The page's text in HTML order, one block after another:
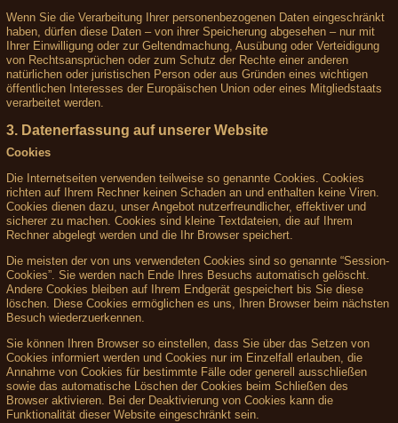
Wenn Sie die Verarbeitung Ihrer personenbezogenen Daten eingeschränkt
haben, dürfen diese Daten – von ihrer Speicherung abgesehen – nur mit
Ihrer Einwilligung oder zur Geltendmachung, Ausübung oder Verteidigung
von Rechtsansprüchen oder zum Schutz der Rechte einer anderen
natürlichen oder juristischen Person oder aus Gründen eines wichtigen
öffentlichen Interesses der Europäischen Union oder eines Mitgliedstaats
verarbeitet werden.
3. Datenerfassung auf unserer Website
Cookies
Die Internetseiten verwenden teilweise so genannte Cookies. Cookies
richten auf Ihrem Rechner keinen Schaden an und enthalten keine Viren.
Cookies dienen dazu, unser Angebot nutzerfreundlicher, effektiver und
sicherer zu machen. Cookies sind kleine Textdateien, die auf Ihrem
Rechner abgelegt werden und die Ihr Browser speichert.
Die meisten der von uns verwendeten Cookies sind so genannte “Session-
Cookies”. Sie werden nach Ende Ihres Besuchs automatisch gelöscht.
Andere Cookies bleiben auf Ihrem Endgerät gespeichert bis Sie diese
löschen. Diese Cookies ermöglichen es uns, Ihren Browser beim nächsten
Besuch wiederzuerkennen.
Sie können Ihren Browser so einstellen, dass Sie über das Setzen von
Cookies informiert werden und Cookies nur im Einzelfall erlauben, die
Annahme von Cookies für bestimmte Fälle oder generell ausschließen
sowie das automatische Löschen der Cookies beim Schließen des
Browser aktivieren. Bei der Deaktivierung von Cookies kann die
Funktionalität dieser Website eingeschränkt sein.